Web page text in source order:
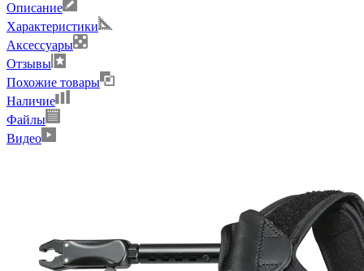
Описание
Характеристики
Аксессуары
Отзывы
Похожие товары
Наличие
Файлы
Видео